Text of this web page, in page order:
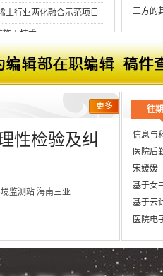
土行业两化融合示范项目
施工技术
其对策
院感染与手术室护理
三方的
往
信息与
医院后
宋媛媛
基于女
基于云
医院电
数控
交互式
更多
性检验及纠
监测站 海南三亚
展和可持续发展战略的双向运作,
环境保护,就离不开对大气、水、土